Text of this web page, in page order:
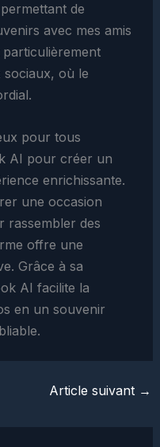
de
avec mes amis
sociaux, où le
pour tous
AI pour créer un
enrichissante.
une occasion
rassembler des
offre une
Grâce à sa
AI facilite la
en un souvenir
Article suivant →